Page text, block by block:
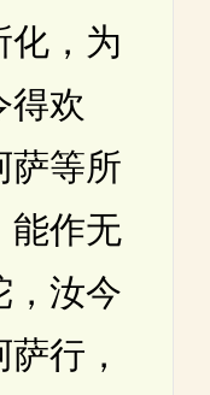
化，为
得欢
萨等所
能作无
，汝今
行，